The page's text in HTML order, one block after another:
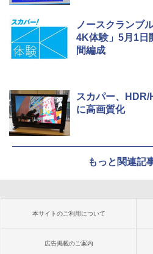
ノースクランブ
4K体験」5月1日
間編成
スカパー、HDR/
に高画質化
もっと関連記
本サイトのご利用について
広告掲載のご案内